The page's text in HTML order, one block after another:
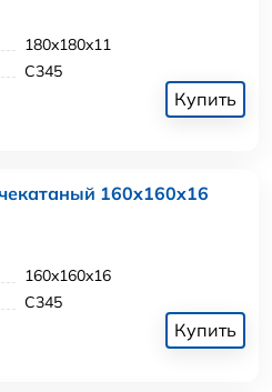
180x180x11
С345
Купить
160x160x16
160x160x16
С345
Купить